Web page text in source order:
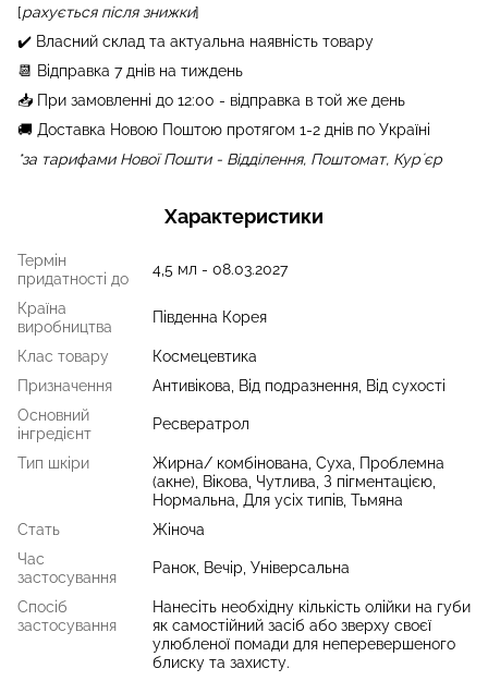
[рахується після знижки]
✔️ Власний склад та актуальна наявність товару
📆 Відправка 7 днів на тиждень
📥 При замовленні до 12:00 - відправка в той же день
🚚 Доставка Новою Поштою протягом 1-2 днів по Україні
*за тарифами Нової Пошти - Відділення, Поштомат, Курʼєр
Характеристики
Термін
придатності до
4,5 мл - 08.03.2027
Країна
виробництва
Південна Корея
Клас товару
Космецевтика
Призначення
Антивікова, Від подразнення, Від сухості
Основний
інгредієнт
Ресвератрол
Тип шкіри
Жирна/ комбінована, Суха, Проблемна
(акне), Вікова, Чутлива, З пігментацією,
Нормальна, Для усіх типів, Тьмяна
Стать
Жіноча
Час
застосування
Ранок, Вечір, Універсальна
Спосіб
застосування
Нанесіть необхідну кількість олійки на губи
як самостійний засіб або зверху своєї
улюбленої помади для неперевершеного
блиску та захисту.